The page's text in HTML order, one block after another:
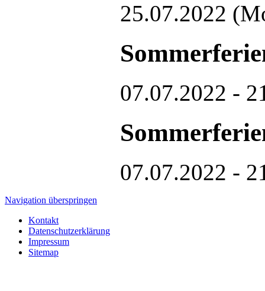
25.07.2022
07.07.2022 -
07.07.2022 -
Navigation überspringen
Kontakt
Datenschutzerklärung
Impressum
Sitemap